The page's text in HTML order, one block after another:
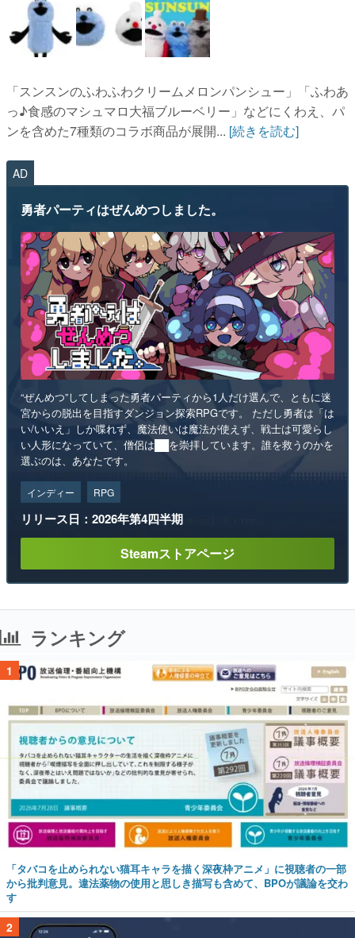
「スンスンのふわふわクリームメロンパンシュー」「ふわあ
っ♪食感のマシュマロ大福ブルーベリー」などにくわえ、パ
ンを含めた7種類のコラボ商品が展開... [続きを読む]
AD
勇者パーティはぜんめつしました。
“ぜんめつ”してしまった勇者パーティから1人だけ選んで、ともに迷
宮からの脱出を目指すダンジョン探索RPGです。 ただし勇者は「は
い/いいえ」しか喋れず、魔法使いは魔法が使えず、戦士は可愛らし
い人形になっていて、僧侶は██を崇拝しています。誰を救うのかを
選ぶのは、あなたです。
インディー RPG
リリース日：2026年第4四半期
Steamストアページ
ランキング
1
「タバコを止められない猫耳キャラを描く深夜枠アニメ」に視聴者の一部
から批判意見。違法薬物の使用と思しき描写も含めて、BPOが議論を交わ
す
2